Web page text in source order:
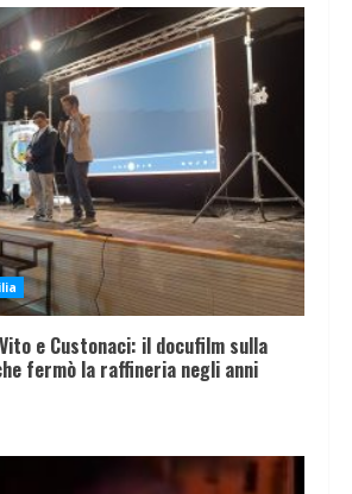
e Custonaci: il docufilm sulla
fermò la raffineria negli anni